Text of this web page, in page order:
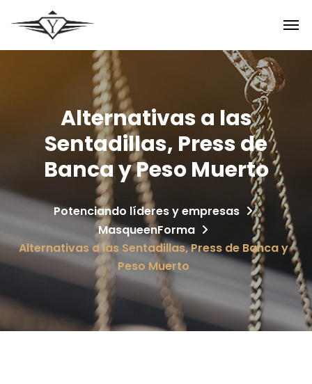
Alternativas a las
Sentadillas, Press de
Banca y Peso Muerto
Potenciando líderes y empresas
MasqueenForma
Alternativas a las Sentadillas, Press de Banca y
Peso Muerto